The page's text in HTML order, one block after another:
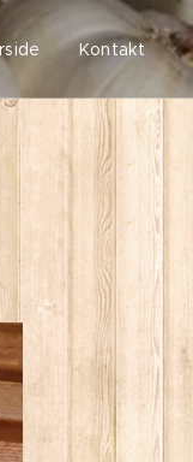
Kontakt